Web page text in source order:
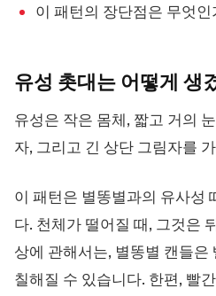
이 패턴의 장단점은 무엇인
유성 촛대는 어떻게 생
유성은 작은 몸체, 짧고 거의
자, 그리고 긴 상단 그림자를
이 패턴은 별똥별과의 유사성
다. 천체가 떨어질 때, 그것은
상에 관해서는, 별똥별 캔들은
칠해질 수 있습니다. 한편, 빨
지
팔로우하기